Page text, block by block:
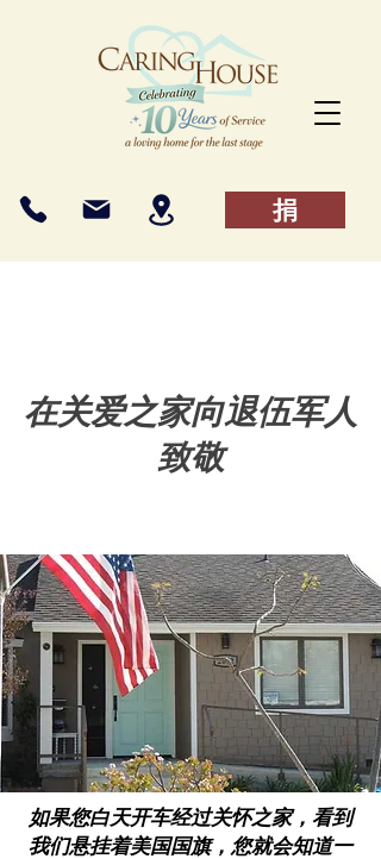
捐
在关爱之家向退伍军人
致敬
如果您白天开车经过关怀之家，看到
我们悬挂着美国国旗，您就会知道一